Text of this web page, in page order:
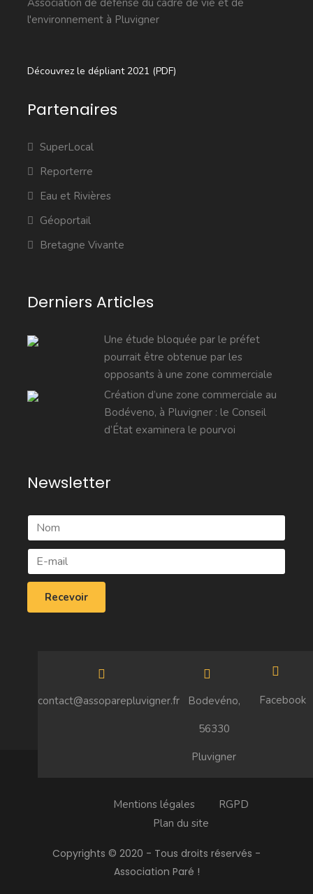
l'environnement à Pluvigner
Découvrez le dépliant 2021 (PDF)
Partenaires
SuperLocal
Reporterre
Eau et Rivières
Géoportail
Bretagne Vivante
Derniers Articles
Une étude bloquée par le préfet
pourrait être obtenue par les
opposants à une zone commerciale
Création d’une zone commerciale au
Bodéveno, à Pluvigner : le Conseil
d’État examinera le pourvoi
Newsletter
contact@assoparepluvigner.fr
Bodevéno,
56330
Pluvigner
Facebook
Copyrights © 2020 - Tous droits réservés -
Association Paré !
Mentions légales
RGPD
Plan du site